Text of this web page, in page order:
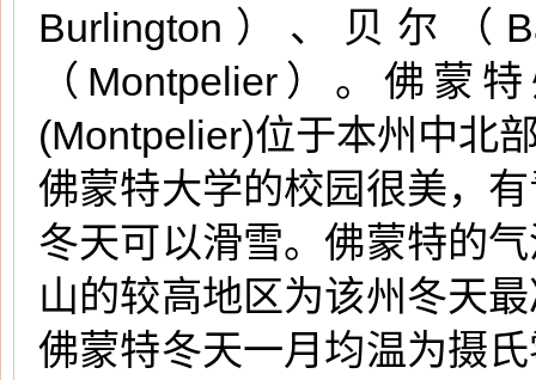
Burlington）、贝尔
（Montpelier）。佛蒙
(Montpelier)位于本州中北
佛蒙特大学的校园很美，
冬天可以滑雪。佛蒙特的
山的较高地区为该州冬天
佛蒙特冬天一月均温为摄